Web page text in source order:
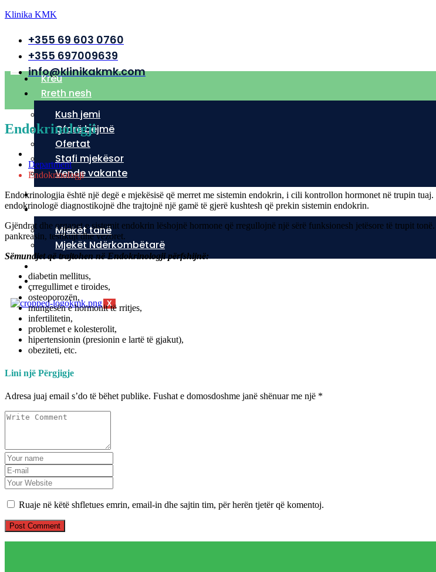
Klinika KMK
+355 69 603 0760
+355 697009639
info@klinikakmk.com
Kreu
Rreth nesh
Kush jemi
Çfarë bëjmë
Ofertat
Stafi mjekësor
Vende vakante
Shërbimet tona
Mjekët
Mjekët tanë
Mjekët Ndërkombëtarë
Kontakt
X
Endokrinologji
Department
Endokrinologji
Endokrinologjia është një degë e mjekësisë që merret me sistemin endokrin, i cili kontrollon hormonet në trupin
endokrinologë diagnostikojnë dhe trajtojnë një gamë të gjerë kushtesh që prekin sistemin endokrin.
Gjëndrat dhe organet e sistemit endokrin lëshojnë hormone që rregullojnë një sërë funksionesh jetësore të trupit
pankreasin, testikujt dhe vezoret.
Sëmundjet që trajtohen në Endokrinologji përfshijnë:
diabetin mellitus,
çrregullimet e tiroides,
osteoporozën,
mungesën e hormonit të rritjes,
infertilitetin,
problemet e kolesterolit,
hipertensionin (presionin e lartë të gjakut),
obeziteti, etc.
Lini një Përgjigje
Adresa juaj email s’do të bëhet publike. Fushat e domosdoshme janë shënuar me një *
Ruaje në këtë shfletues emrin, email-in dhe sajtin tim, për herën tjetër që komentoj.
Post Comment